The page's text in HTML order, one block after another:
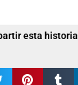
esta historia